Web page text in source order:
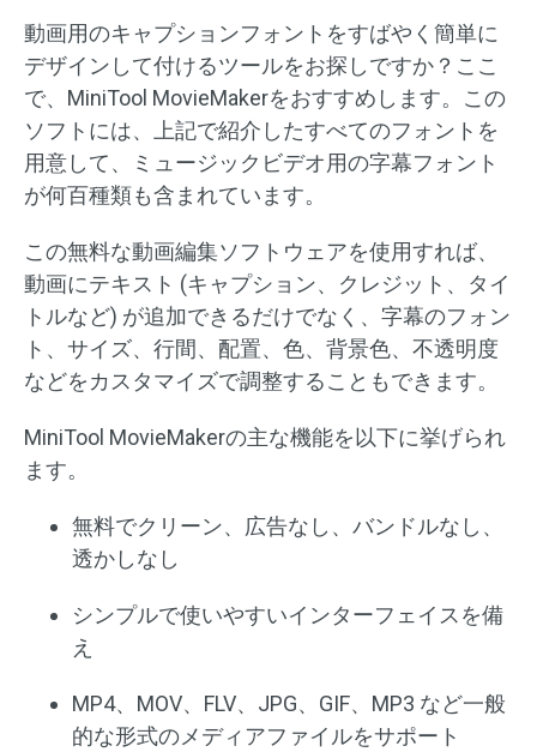
動画用のキャプションフォントをすばやく簡単に
デザインして付けるツールをお探しですか？ここ
で、MiniTool MovieMakerをおすすめします。この
ソフトには、上記で紹介したすべてのフォントを
用意して、ミュージックビデオ用の字幕フォント
が何百種類も含まれています。
この無料な動画編集ソフトウェアを使用すれば、
動画にテキスト (キャプション、クレジット、タイ
トルなど) が追加できるだけでなく、字幕のフォン
ト、サイズ、行間、配置、色、背景色、不透明度
などをカスタマイズで調整することもできます。
MiniTool MovieMakerの主な機能を以下に挙げられ
ます。
無料でクリーン、広告なし、バンドルなし、
透かしなし
シンプルで使いやすいインターフェイスを備
え
MP4、MOV、FLV、JPG、GIF、MP3 など一般
的な形式のメディアファイルをサポート